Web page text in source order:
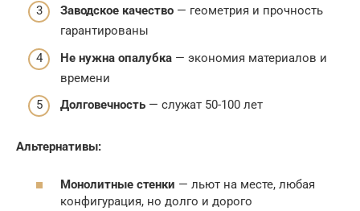
Заводское качество — геометрия и прочность
гарантированы
Не нужна опалубка — экономия материалов и
времени
Долговечность — служат 50-100 лет
Альтернативы:
Монолитные стенки — льют на месте, любая
конфигурация, но долго и дорого